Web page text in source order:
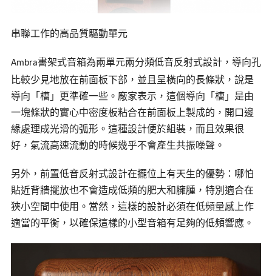
串聯工作的高品質驅動單元
Ambra書架式音箱為兩單元兩分頻低音反射式設計，導向孔
比較少見地放在前面板下部，並且呈橫向的長條狀，說是
導向「槽」更準確一些。廠家表示，這個導向「槽」是由
一塊條狀的實心中密度板粘合在前面板上製成的，開口邊
緣處理成光滑的弧形。這種設計便於組裝，而且效果很
好，氣流高速流動的時候幾乎不會產生共振噪聲。
另外，前置低音反射式設計在擺位上有天生的優勢：哪怕
貼近背牆擺放也不會造成低頻的肥大和臃腫，特別適合在
狹小空間中使用。當然，這樣的設計必須在低頻量感上作
適當的平衡，以確保這樣的小型音箱有足夠的低頻響應。